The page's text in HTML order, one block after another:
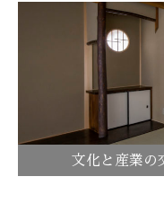
文化と産業